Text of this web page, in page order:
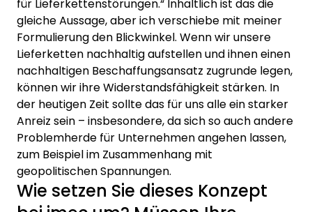
für Lieferkettenstörungen.“ Inhaltlich ist das die
gleiche Aussage, aber ich verschiebe mit meiner
Formulierung den Blickwinkel. Wenn wir unsere
Lieferketten nachhaltig aufstellen und ihnen einen
nachhaltigen Beschaffungsansatz zugrunde legen,
können wir ihre Widerstandsfähigkeit stärken. In
der heutigen Zeit sollte das für uns alle ein starker
Anreiz sein – insbesondere, da sich so auch andere
Problemherde für Unternehmen angehen lassen,
zum Beispiel im Zusammenhang mit
geopolitischen Spannungen.
Wie setzen Sie dieses Konzept